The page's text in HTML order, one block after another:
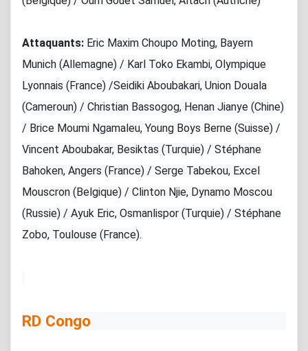
Attaquants: Eric Maxim Choupo Moting, Bayern
Munich (Allemagne) / Karl Toko Ekambi, Olympique
Lyonnais (France) /Seidiki Aboubakari, Union Douala
(Cameroun) / Christian Bassogog, Henan Jianye (Chine)
/ Brice Moumi Ngamaleu, Young Boys Berne (Suisse) /
Vincent Aboubakar, Besiktas (Turquie) / Stéphane
Bahoken, Angers (France) / Serge Tabekou, Excel
Mouscron (Belgique) / Clinton Njie, Dynamo Moscou
(Russie) / Ayuk Eric, Osmanlispor (Turquie) / Stéphane
Zobo, Toulouse (France).
RD Congo